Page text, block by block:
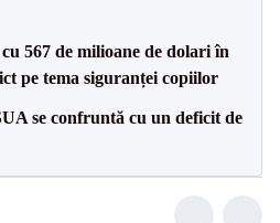
567 de milioane de dolari în
pe tema siguranței copiilor
se confruntă cu un deficit de